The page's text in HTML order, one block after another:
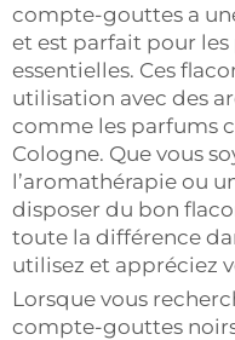
compte-gouttes a
et est parfait pour
essentielles. Ces
utilisation avec des
comme les parfums
Cologne. Que vous
l’aromathérapie ou
disposer du bon
toute la différence
utilisez et appréciez
Lorsque vous
compte-gouttes